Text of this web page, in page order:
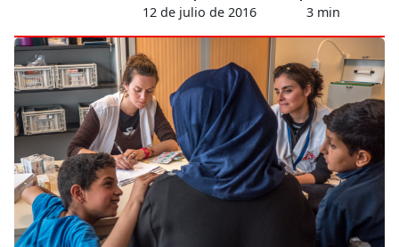
12 de julio de 2016 3 min